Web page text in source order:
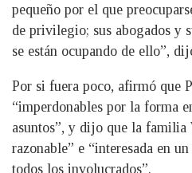
pequeño por el que
de privilegio; sus abogados y
se están ocupando de ello”,
Por si fuera poco, afirmó que
“imperdonables por la forma
asuntos”, y dijo que la familia
razonable” e “interesada en
todos los involucrados”.